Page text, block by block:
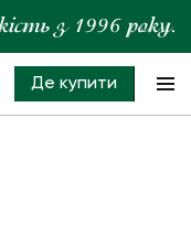
Де купити